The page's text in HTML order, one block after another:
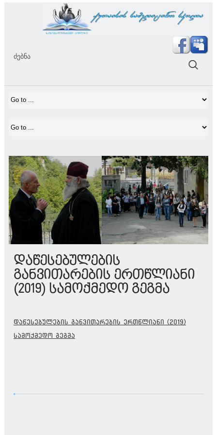
დაწესებულების
განვითარების ერთწლიანი
(2019) სამოქმედო გეგმა
დაწესებულების განვითარების ერთწლიანი (2019)
სამოქმედო გეგმა